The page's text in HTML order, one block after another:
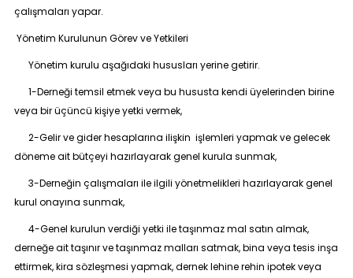
çalışmaları yapar.
Yönetim Kurulunun Görev ve Yetkileri
Yönetim kurulu aşağıdaki hususları yerine getirir.
1-Derneği temsil etmek veya bu hususta kendi üyelerinden birine
veya bir üçüncü kişiye yetki vermek,
2-Gelir ve gider hesaplarına ilişkin işlemleri yapmak ve gelecek
döneme ait bütçeyi hazırlayarak genel kurula sunmak,
3-Derneğin çalışmaları ile ilgili yönetmelikleri hazırlayarak genel
kurul onayına sunmak,
4-Genel kurulun verdiği yetki ile taşınmaz mal satın almak,
derneğe ait taşınır ve taşınmaz malları satmak, bina veya tesis inşa
ettirmek, kira sözleşmesi yapmak, dernek lehine rehin ipotek veya